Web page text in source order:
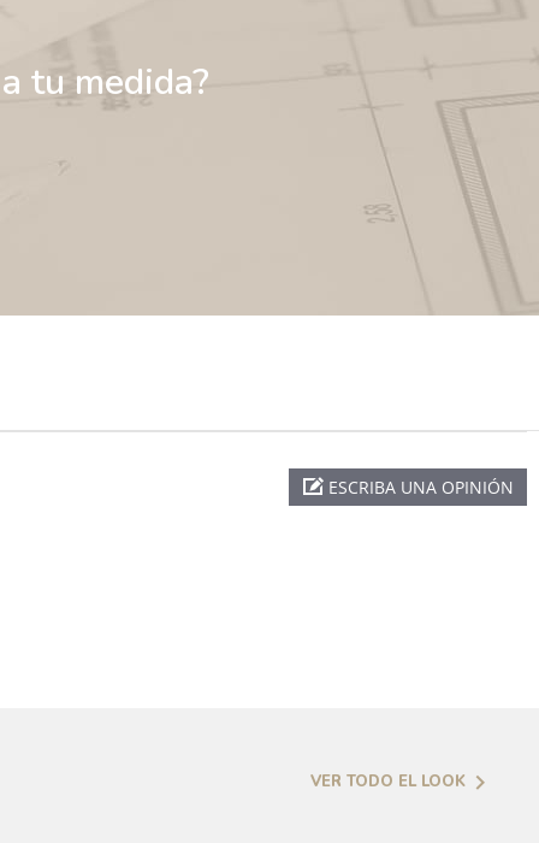
tu medida?
ESCRIBA UNA OPINIÓN
VER TODO EL LOOK 